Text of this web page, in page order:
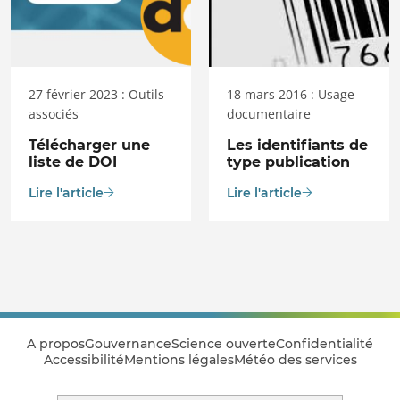
27 février 2023 : Outils
associés
Télécharger une
liste de DOI
Lire l'article
18 mars 2016 : Usage
documentaire
Les identifiants de
type publication
Lire l'article
A proposGouvernanceScience ouverteConfidentialité
AccessibilitéMentions légalesMétéo des services